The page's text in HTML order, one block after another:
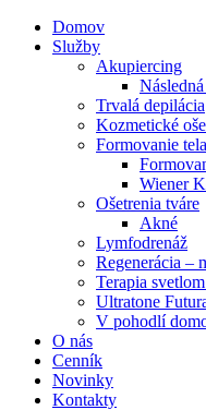
Domov
Služby
Akupiercing
Trvalá depilácia
Kozmetické
Formovanie tela
Wiener
Ošetrenia tváre
Akné
Lymfodrenáž
Regenerácia –
Terapia
Ultratone
V pohodlí
O nás
Cenník
Novinky
Kontakty